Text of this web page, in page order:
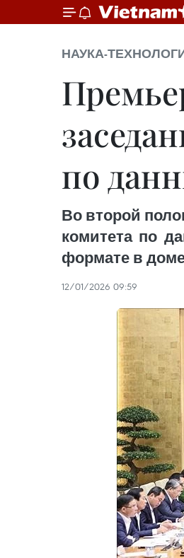
НАУКА-
по
Во второй
комитета по
формате в
12/01/2026 09:59